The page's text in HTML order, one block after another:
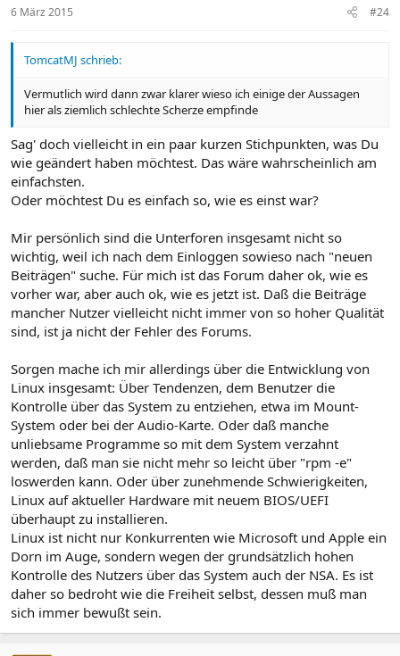
6 März 2015 #24
TomcatMJ schrieb:
Vermutlich wird dann zwar klarer wieso ich einige der Aussagen
hier als ziemlich schlechte Scherze empfinde
Sag' doch vielleicht in ein paar kurzen Stichpunkten, was Du
wie geändert haben möchtest. Das wäre wahrscheinlich am
einfachsten.
Oder möchtest Du es einfach so, wie es einst war?
Mir persönlich sind die Unterforen insgesamt nicht so
wichtig, weil ich nach dem Einloggen sowieso nach "neuen
Beiträgen" suche. Für mich ist das Forum daher ok, wie es
vorher war, aber auch ok, wie es jetzt ist. Daß die Beiträge
mancher Nutzer vielleicht nicht immer von so hoher Qualität
sind, ist ja nicht der Fehler des Forums.
Sorgen mache ich mir allerdings über die Entwicklung von
Linux insgesamt: Über Tendenzen, dem Benutzer die
Kontrolle über das System zu entziehen, etwa im Mount-
System oder bei der Audio-Karte. Oder daß manche
unliebsame Programme so mit dem System verzahnt
werden, daß man sie nicht mehr so leicht über "rpm -e"
loswerden kann. Oder über zunehmende Schwierigkeiten,
Linux auf aktueller Hardware mit neuem BIOS/UEFI
überhaupt zu installieren.
Linux ist nicht nur Konkurrenten wie Microsoft und Apple ein
Dorn im Auge, sondern wegen der grundsätzlich hohen
Kontrolle des Nutzers über das System auch der NSA. Es ist
daher so bedroht wie die Freiheit selbst, dessen muß man
sich immer bewußt sein.